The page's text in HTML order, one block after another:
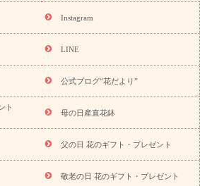
ユリ トルコキキョウ
9月の誕生花(リンドウ)
誕生日セット
「きょう誕生日なんです」キャンペーン
の花特集 当日配達特急便
お祝い商品
新築・引っ越し祝い
出産祝い 退院祝い・快気祝い
還暦
ト ペットのお祝いフラワー
み商品一覧 お供え・お悔やみの花
通夜・葬儀に贈る花
お供え お花とセッ
お祝い返し お見舞い
お取り
Instagram
LINE
公式ブログ“花だより”
ト
母の日産直花鉢
父の日 花のギフト・プレゼント
敬老の日 花のギフト・プレゼント